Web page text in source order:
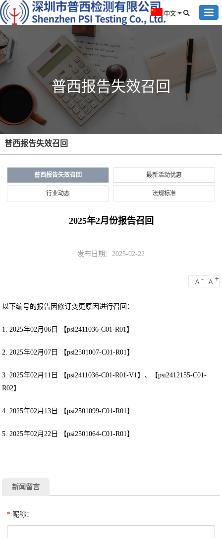
中文
普西报告失效召回
普西报告失效召回
普西报告失效召回 最新活动优惠
行业动态 法规标准
2025年2月份报告召回
发布日期：2025-02-22
A - A +
以下编号的报告因修订变更原因进行召回：
1. 2025年02月06日 【psi2411036-C01-R01】
2. 2025年02月07日 【psi2501007-C01-R01】
3. 2025年02月11日 【psi2411036-C01-R01-V1】、【psi2412155-C01-
R02】
4. 2025年02月13日 【psi2501099-C01-R01】
5. 2025年02月22日 【psi2501064-C01-R01】
新闻留言
* 昵称：